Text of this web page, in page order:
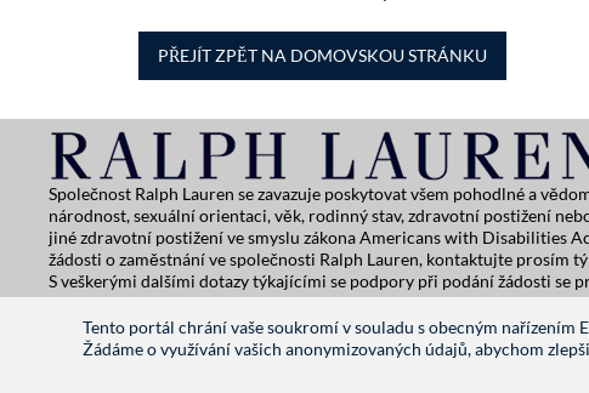
Tento portál chrání vaše soukromí v souladu s obecným nařízením
Žádáme o využívání vašich anonymizovaných údajů, abychom
PŘEJÍT ZPĚT NA DOMOVSKOU STRÁNKU
Společnost Ralph Lauren se zavazuje poskytovat všem pohodlné a
národnost, sexuální orientaci, věk, rodinný stav, zdravotní postižení
jiné zdravotní postižení ve smyslu zákona Americans with Disabilities
žádosti o zaměstnání ve společnosti Ralph Lauren, kontaktujte prosím
S veškerými dalšími dotazy týkajícími se podpory při podání žádosti se
RALPHLAUREN.COM